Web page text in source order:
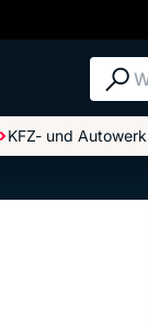
KFZ- und